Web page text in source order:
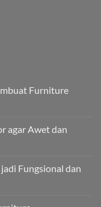
Furniture
agar Awet dan
Fungsional dan